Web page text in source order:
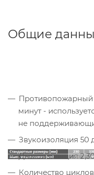
Общие
Противопожарный
минут -
не
Звукоизоляция 50
Дымоизоляция
Количество